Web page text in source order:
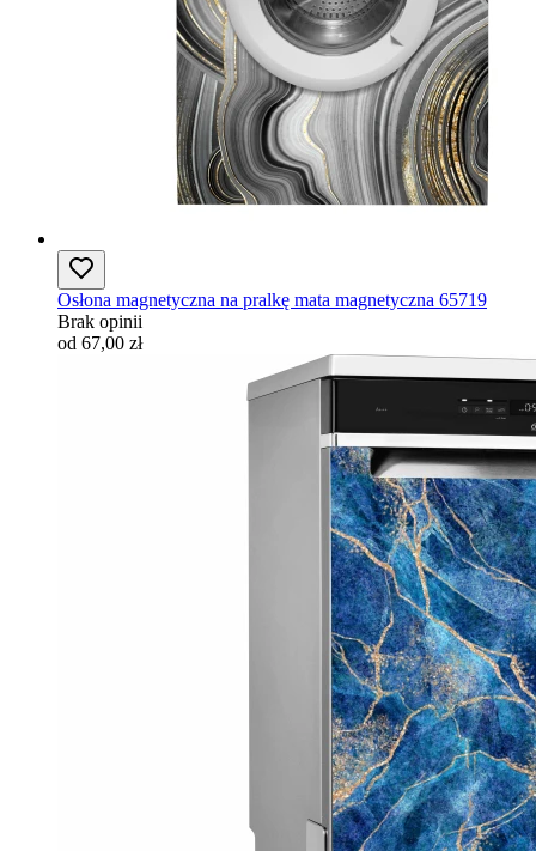
Osłona magnetyczna na pralkę mata magnetyczna 65719
Brak opinii
od 67,00 zł